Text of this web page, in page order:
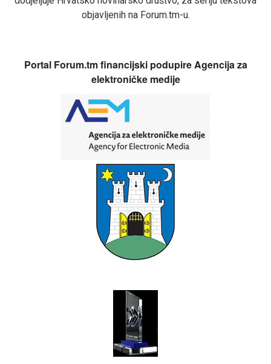
objavljenih na Forum.tm-u.
Portal Forum.tm financijski podupire Agencija za
elektroničke medije